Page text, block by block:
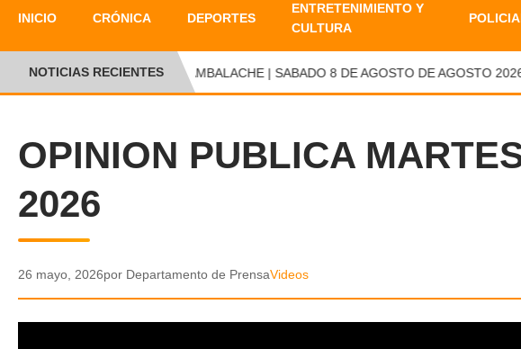
INICIO CRÓNICA DEPORTES
ENTRETENIMIENTO Y
CULTURA
NOTICIAS RECIENTESCAMBALACHE | SABADO 8 DE AGOSTO DE AGOSTO 2026.
OPINION PUBLICA
2026
26 mayo, 2026por Departamento de PrensaVideos